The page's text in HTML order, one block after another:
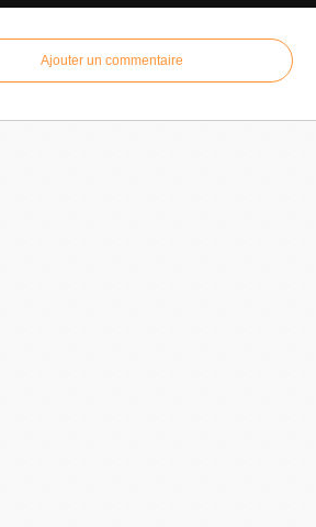
Ajouter un commentaire